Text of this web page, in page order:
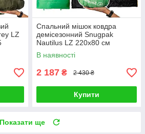
LZ
Спальний мішок ковдра
демісезонний Snugpak
Nautilus LZ 220х80 см
зелений
В наявності
2 187 ₴ 2 430 ₴
Купити
Показати ще